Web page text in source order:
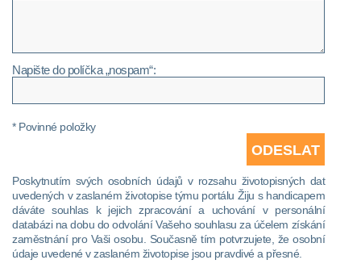
Napište do políčka „nospam“:
* Povinné položky
Poskytnutím svých osobních údajů v rozsahu životopisných dat
uvedených v zaslaném životopise týmu portálu Žiju s handicapem
dáváte souhlas k jejich zpracování a uchování v personální
databázi na dobu do odvolání Vašeho souhlasu za účelem získání
zaměstnání pro Vaši osobu. Současně tím potvrzujete, že osobní
údaje uvedené v zaslaném životopise jsou pravdivé a přesné.